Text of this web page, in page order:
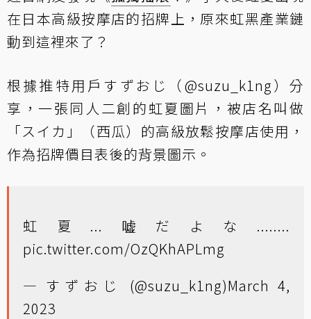
在日本高級按摩店的招牌上，原來虹黑產業鏈
動到這裡來了？
根據推特用戶すずおじ（@suzu_k1ng）分
享，一張同人二創的虹夏圖片，被店名叫做
「スイカ」（西瓜）的高級放鬆按摩店使用，
作為招牌價目表後的背景圖示。
虹夏...嘘だよな........
pic.twitter.com/OzQKhAPLmg
— すずおじ (@suzu_k1ng)March 4,
2023